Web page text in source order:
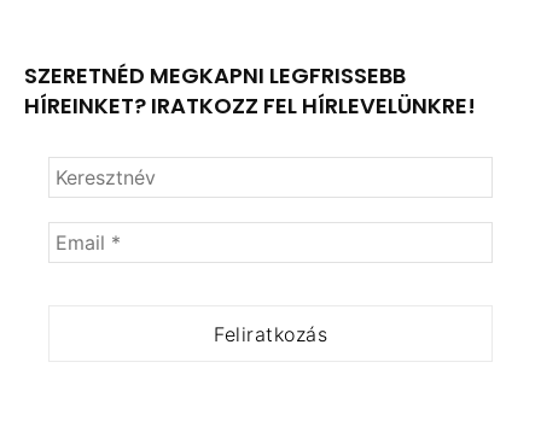
SZERETNÉD MEGKAPNI LEGFRISSEBB
HÍREINKET? IRATKOZZ FEL HÍRLEVELÜNKRE!